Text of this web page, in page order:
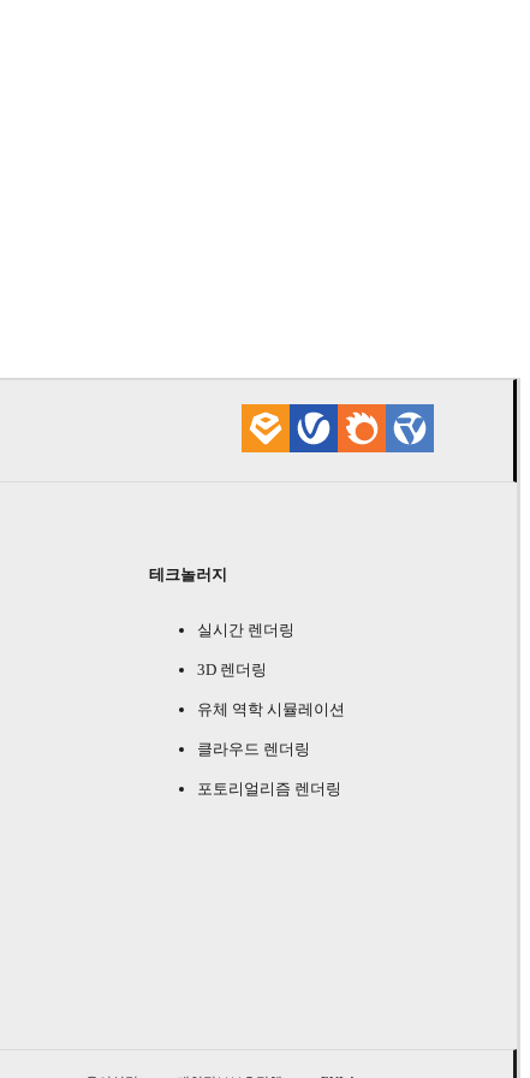
테크놀러지
실시간 렌더링
3D 렌더링
유체 역학 시뮬레이션
클라우드 렌더링
포토리얼리즘 렌더링